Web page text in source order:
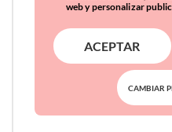
web y personalizar
ACEPTAR
CAMBIAR